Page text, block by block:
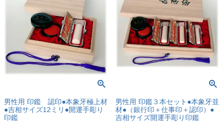
男性用 印鑑 認印●本象牙極上材
●吉相サイズ12ミリ●開運手彫り
印鑑
男性用 印鑑３本セット●本象牙並
材●（銀行印＋仕事印＋認印）●
吉相サイズ開運手彫り印鑑